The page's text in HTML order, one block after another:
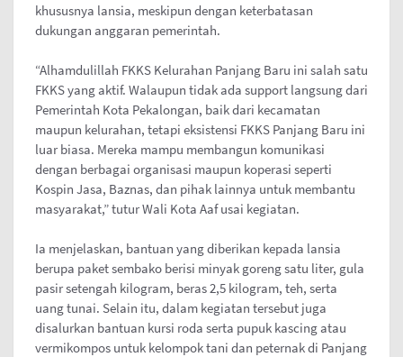
khususnya lansia, meskipun dengan keterbatasan
dukungan anggaran pemerintah.
“Alhamdulillah FKKS Kelurahan Panjang Baru ini salah satu
FKKS yang aktif. Walaupun tidak ada support langsung dari
Pemerintah Kota Pekalongan, baik dari kecamatan
maupun kelurahan, tetapi eksistensi FKKS Panjang Baru ini
luar biasa. Mereka mampu membangun komunikasi
dengan berbagai organisasi maupun koperasi seperti
Kospin Jasa, Baznas, dan pihak lainnya untuk membantu
masyarakat,” tutur Wali Kota Aaf usai kegiatan.
Ia menjelaskan, bantuan yang diberikan kepada lansia
berupa paket sembako berisi minyak goreng satu liter, gula
pasir setengah kilogram, beras 2,5 kilogram, teh, serta
uang tunai. Selain itu, dalam kegiatan tersebut juga
disalurkan bantuan kursi roda serta pupuk kascing atau
vermikompos untuk kelompok tani dan peternak di Panjang